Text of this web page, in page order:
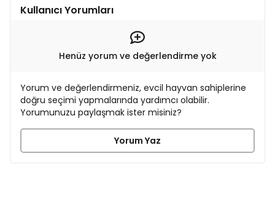
Kullanıcı Yorumları
Henüz yorum ve değerlendirme yok
Yorum ve değerlendirmeniz, evcil hayvan sahiplerine
doğru seçimi yapmalarında yardımcı olabilir.
Yorumunuzu paylaşmak ister misiniz?
Yorum Yaz